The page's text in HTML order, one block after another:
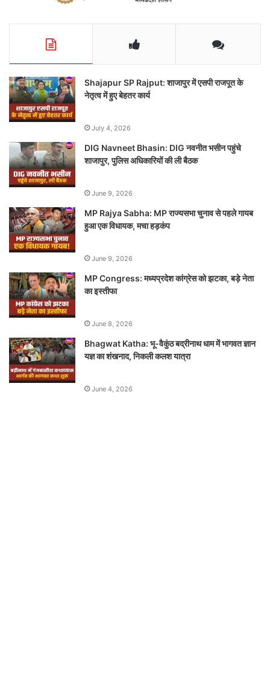
Shajapur SP Rajput: शाजापुर में एसपी राजपूत के
नेतृत्व में हुए बेहतर कार्य
July 4, 2026
DIG Navneet Bhasin: DIG नवनीत भसीन पहुंचे
शाजापुर, पुलिस अधिकारियों की ली बैठक
June 9, 2026
MP Rajya Sabha: MP राज्यसभा चुनाव से पहले गायब
हुआ एक विधायक, मचा हड़कंप
June 9, 2026
MP Congress: मध्यप्रदेश कांग्रेस को झटका, बड़े नेता
का इस्तीफा
June 8, 2026
Bhagwat Katha: भू-वैकुंठ बद्रीनाथ धाम में भागवत ज्ञान
यज्ञ का शंखनाद, निकली कलश यात्रा
June 4, 2026